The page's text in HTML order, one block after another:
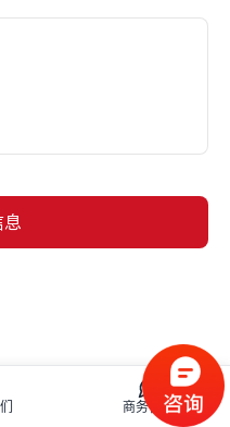
商务咨询
品演示，请咨询：400-042-4009